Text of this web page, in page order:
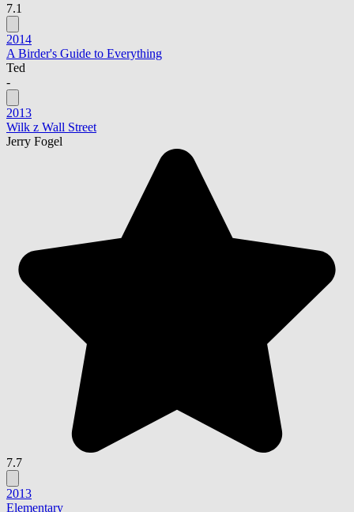
7.1
2014
A Birder's Guide to Everything
Ted
-
2013
Wilk z Wall Street
Jerry Fogel
7.7
2013
Elementary